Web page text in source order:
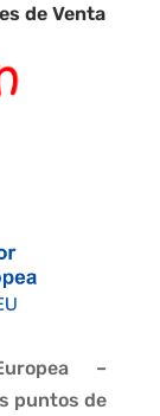
de Venta
–
puntos de